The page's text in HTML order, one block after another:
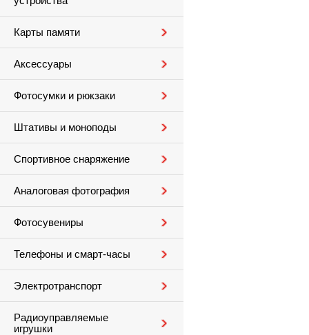
Карты памяти
Аксессуары
Фотосумки и рюкзаки
Штативы и моноподы
Спортивное снаряжение
Аналоговая фотография
Фотосувениры
Телефоны и смарт-часы
Электротранспорт
Радиоуправляемые
игрушки